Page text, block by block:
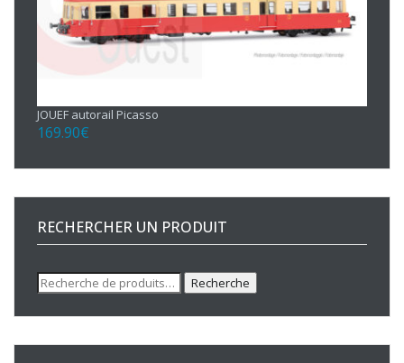
JOUEF autorail Picasso
169.90€
RECHERCHER UN PRODUIT
Recherche
pour :
Recherche